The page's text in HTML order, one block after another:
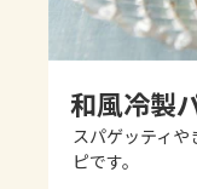
レシピ
よくあ
和風冷製
スパゲッティ
ピです。